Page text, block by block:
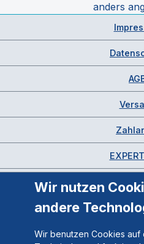
anders
Wir nutzen
andere
Wir benutzen Cookies auf